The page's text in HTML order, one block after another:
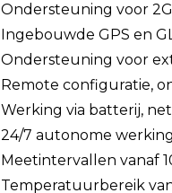
Ondersteuning voor
Ingebouwde GPS en
Ondersteuning voor
Remote configuratie,
Werking via batterij,
24/7 autonome
Meetintervallen vanaf
Temperatuurbereik